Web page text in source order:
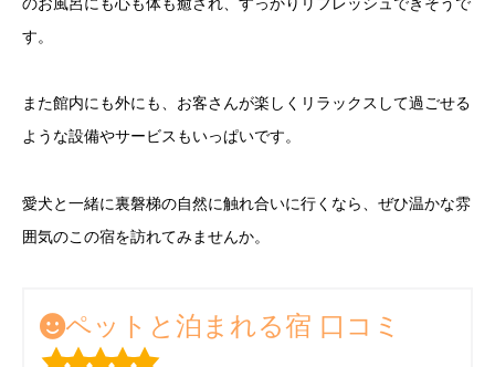
す。
また館内にも外にも、お客さんが楽しくリラックスして過ごせる
ような設備やサービスもいっぱいです。
愛犬と一緒に裏磐梯の自然に触れ合いに行くなら、ぜひ温かな雰
囲気のこの宿を訪れてみませんか。
ペットと泊まれる宿 口コミ